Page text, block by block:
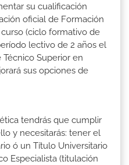
su cualificación
oficial de Formación
(ciclo formativo de
lectivo de 2 años el
Superior en
sus opciones de
tendrás que cumplir
y necesitarás: tener el
ó un Título Universitario
Especialista (titulación